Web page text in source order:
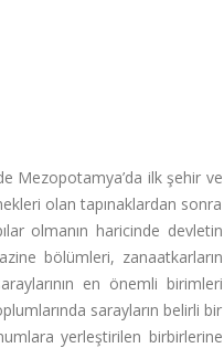
Mezopotamya’da ilk şehir ve
olan tapınaklardan sonra
olmanın haricinde devletin
bölümleri, zanaatkarların
en önemli birimleri
sarayların belirli bir
yerleştirilen birbirlerine